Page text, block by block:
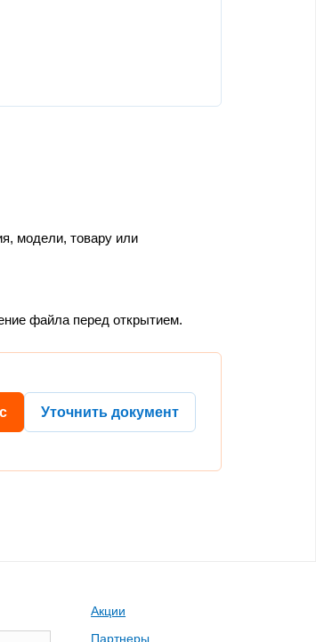
модели, товару или
файла перед открытием.
Уточнить документ
Акции
Партнеры